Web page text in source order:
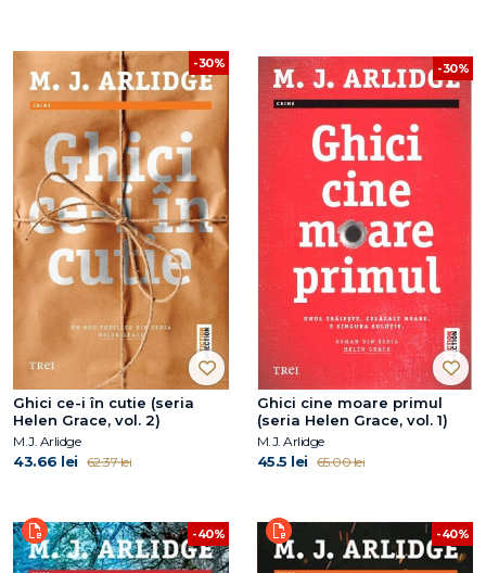
-30%
Ghici ce-i în cutie (seria
Helen Grace, vol. 2)
M.J. Arlidge
43.66 lei 62.37 lei
-30%
Ghici cine moare primul
(seria Helen Grace, vol. 1)
M.J. Arlidge
45.5 lei 65.00 lei
-40% -40%